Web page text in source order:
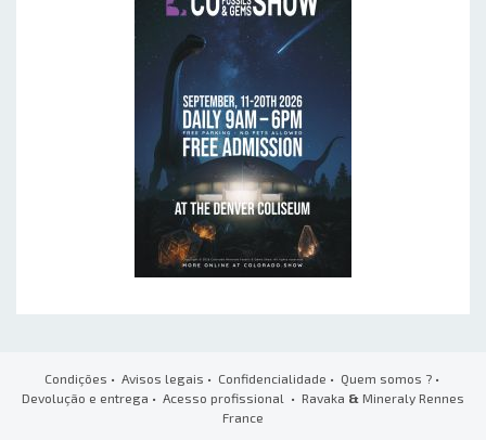
Condições • Avisos legais • Confidencialidade • Quem somos ?•
Devolução e entrega • Acesso profissional • Ravaka & Mineraly Rennes
France